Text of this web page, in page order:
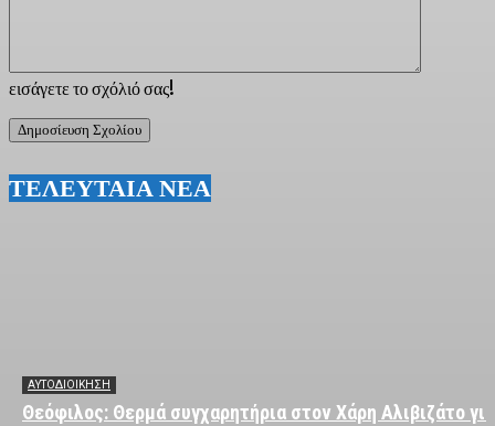
εισάγετε το σχόλιό σας!
ΤΕΛΕΥΤΑΙΑ ΝΕΑ
ΑΥΤΟΔΙΟΙΚΗΣΗ
Θεόφιλος: Θερμά συγχαρητήρια στον Χάρη Αλιβιζάτο για